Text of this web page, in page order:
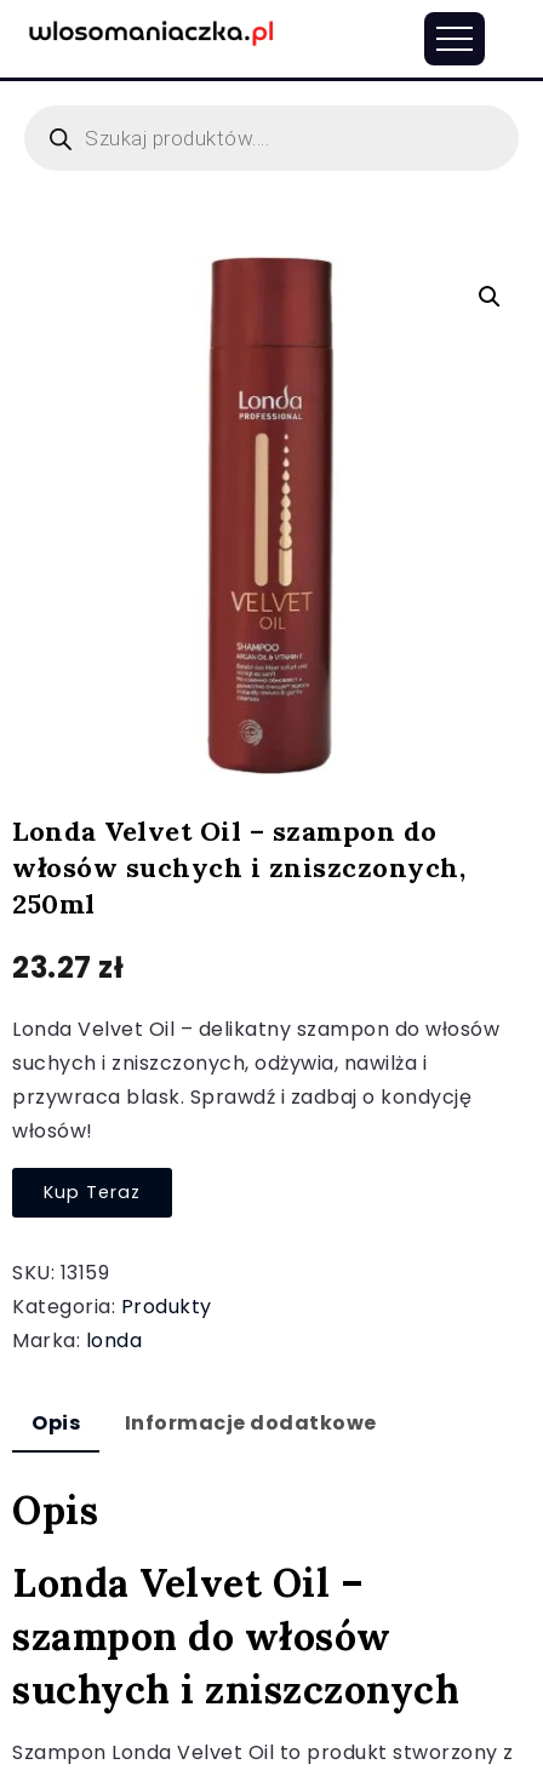
Londa Velvet Oil – szampon do
włosów suchych i zniszczonych,
250ml
23.27 zł
Londa Velvet Oil – delikatny szampon do włosów
suchych i zniszczonych, odżywia, nawilża i
przywraca blask. Sprawdź i zadbaj o kondycję
włosów!
Kup Teraz
SKU: 13159
Kategoria: Produkty
Marka: londa
Opis Informacje dodatkowe
Opis
Londa Velvet Oil –
szampon do włosów
suchych i zniszczonych
Szampon Londa Velvet Oil to produkt stworzony z